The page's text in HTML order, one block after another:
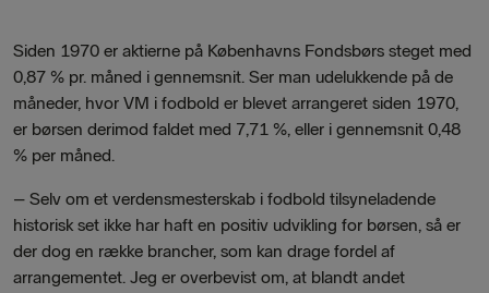
Siden 1970 er aktierne på Københavns Fondsbørs steget med
0,87 % pr. måned i gennemsnit. Ser man udelukkende på de
måneder, hvor VM i fodbold er blevet arrangeret siden 1970,
er børsen derimod faldet med 7,71 %, eller i gennemsnit 0,48
% per måned.
– Selv om et verdensmesterskab i fodbold tilsyneladende
historisk set ikke har haft en positiv udvikling for børsen, så er
der dog en række brancher, som kan drage fordel af
arrangementet. Jeg er overbevist om, at blandt andet